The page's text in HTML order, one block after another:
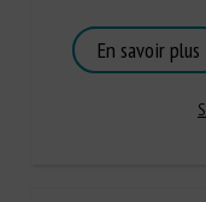
En savoir plus